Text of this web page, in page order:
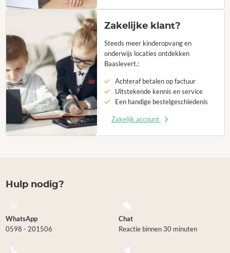
Zakelijke klant?
Steeds meer kinderopvang en
onderwijs locaties ontdekken
Baaslevert.:
Achteraf betalen op factuur
Uitstekende kennis en service
Een handige bestelgeschiedenis
Zakelijk account
Hulp nodig?
WhatsApp
0598 - 201506
Chat
Reactie binnen 30 minuten